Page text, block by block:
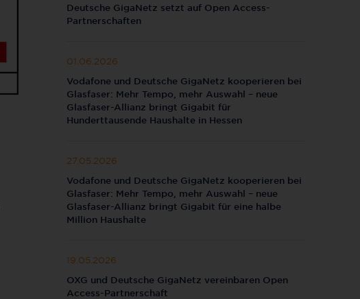
Deutsche GigaNetz setzt auf Open Access-
Partnerschaften
01.06.2026
Vodafone und Deutsche GigaNetz kooperieren bei
Glasfaser: Mehr Tempo, mehr Auswahl – neue
Glasfaser-Allianz bringt Gigabit für
Hunderttausende Haushalte in Hessen
27.05.2026
Vodafone und Deutsche GigaNetz kooperieren bei
Glasfaser: Mehr Tempo, mehr Auswahl – neue
Glasfaser-Allianz bringt Gigabit für eine halbe
Million Haushalte
19.05.2026
OXG und Deutsche GigaNetz vereinbaren Open
Access-Partnerschaft